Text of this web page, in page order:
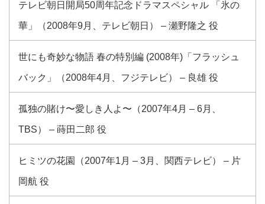
テレビ朝日開局50周年記念ドラマスペシャル 「氷の
華」（2008年9月、テレビ朝日） – 瀬野隆之 役
世にも奇妙な物語 春の特別編 (2008年)「フラッシュ
バック」（2008年4月、フジテレビ） – 良雄 役
孤独の賭け〜愛しき人よ〜（2007年4月 – 6月、
TBS） – 蒔田二郎 役
ヒミツの花園（2007年1月 – 3月、関西テレビ） – 片
岡航 役